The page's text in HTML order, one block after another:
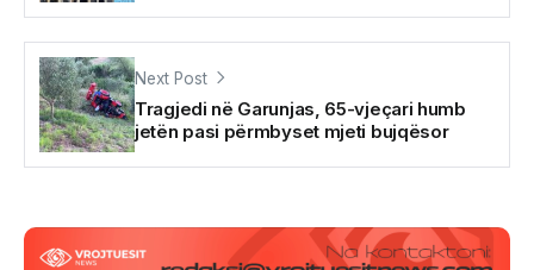
Next Post
Tragjedi në Garunjas, 65-vjeçari humb
jetën pasi përmbyset mjeti bujqësor